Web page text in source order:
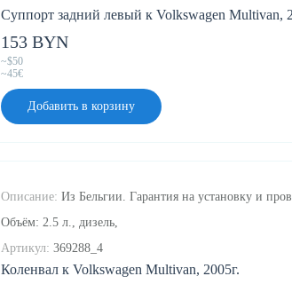
Суппорт задний левый к Volkswagen Multivan,
153 BYN
~$50
~45€
Добавить в корзину
Коленвал к Volkswagen Multivan, 2005г.
Описание: Из Бельгии. Гарантия на установку и
Объём: 2.5 л., дизель,
Артикул: 369288_4